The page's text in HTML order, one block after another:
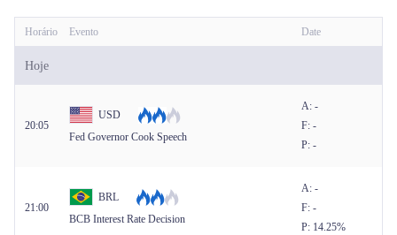
Português
Horário Evento Date
Hoje
20:05
USD
Fed Governor Cook Speech
A: -
F: -
P: -
21:00
BRL
BCB Interest Rate Decision
A: -
F: -
P: 14.25%